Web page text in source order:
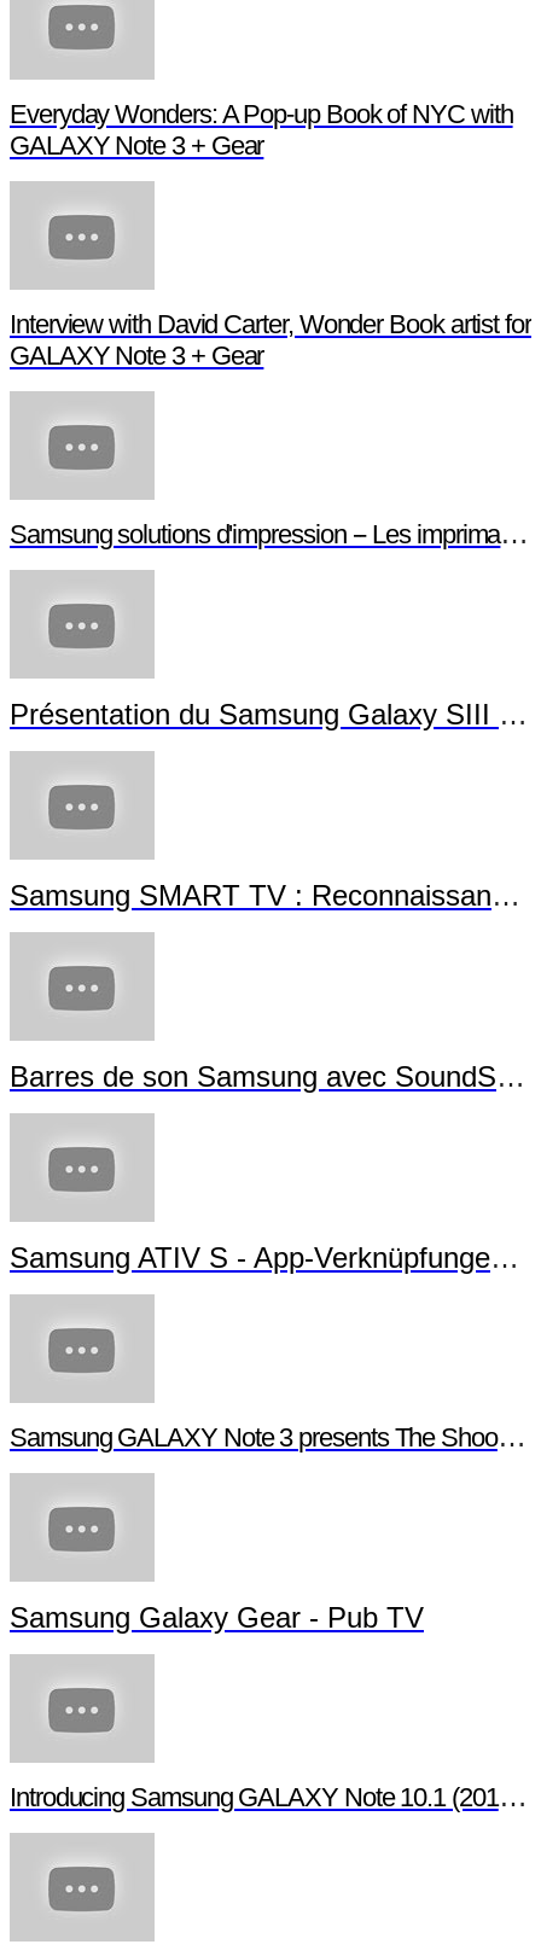
Everyday Wonders: A Pop-up Book of NYC with
GALAXY Note 3 + Gear
Interview with David Carter, Wonder Book artist for
GALAXY Note 3 + Gear
Samsung solutions d'impression -- Les imprimantes NFC
Présentation du Samsung Galaxy SIII Mini
Samsung SMART TV : Reconnaissance Gestuelle
Barres de son Samsung avec SoundShare
Samsung ATIV S - App-Verknüpfungen erstellen
Samsung GALAXY Note 3 presents The Shoot - Behind the scenes
Samsung Galaxy Gear - Pub TV
Introducing Samsung GALAXY Note 10.1 (2014 Edition)